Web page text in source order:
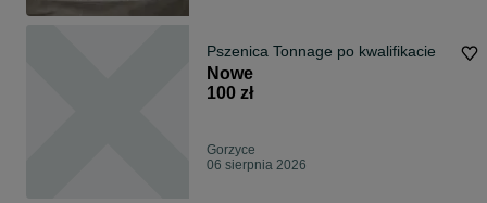
Pszenica Tonnage po kwalifikacie
Nowe
100 zł
Gorzyce
06 sierpnia 2026